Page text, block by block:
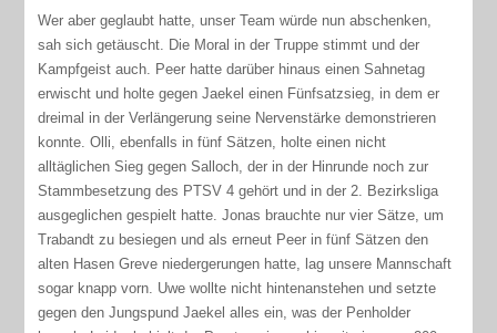
Wer aber geglaubt hatte, unser Team würde nun abschenken,
sah sich getäuscht. Die Moral in der Truppe stimmt und der
Kampfgeist auch. Peer hatte darüber hinaus einen Sahnetag
erwischt und holte gegen Jaekel einen Fünfsatzsieg, in dem er
dreimal in der Verlängerung seine Nervenstärke demonstrieren
konnte. Olli, ebenfalls in fünf Sätzen, holte einen nicht
alltäglichen Sieg gegen Salloch, der in der Hinrunde noch zur
Stammbesetzung des PTSV 4 gehört und in der 2. Bezirksliga
ausgeglichen gespielt hatte. Jonas brauchte nur vier Sätze, um
Trabandt zu besiegen und als erneut Peer in fünf Sätzen den
alten Hasen Greve niedergerungen hatte, lag unsere Mannschaft
sogar knapp vorn. Uwe wollte nicht hintenanstehen und setzte
gegen den Jungspund Jaekel alles ein, was der Penholder